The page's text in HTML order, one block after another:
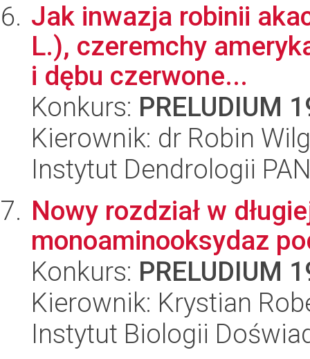
Jak inwazja robinii
L.), czeremchy
i dębu czerwone...
Konkurs: PRELUDIUM
Kierownik: dr Robin
Instytut Dendrologii
Nowy rozdział w
monoaminooksydaz
Konkurs: PRELUDIUM
Kierownik: Krystian
Instytut Biologii